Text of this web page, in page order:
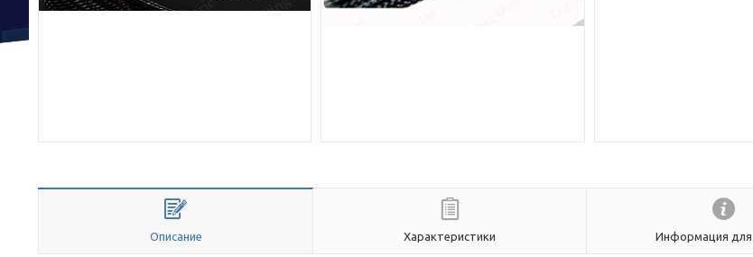
Описание Характеристики Информация для